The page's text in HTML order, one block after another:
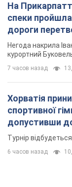
На
спеки
дороги
Відео
Негода накрила
курортний
7 часов назад
Хорватія
спортивної
допустивши
основних
Турнір
6 часов назад